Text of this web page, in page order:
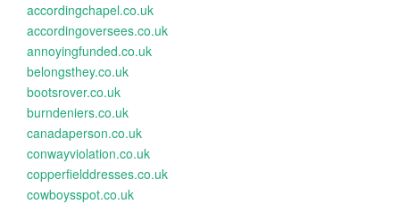
accordingchapel.co.uk
accordingoversees.co.uk
annoyingfunded.co.uk
belongsthey.co.uk
bootsrover.co.uk
burndeniers.co.uk
canadaperson.co.uk
conwayviolation.co.uk
copperfielddresses.co.uk
cowboysspot.co.uk